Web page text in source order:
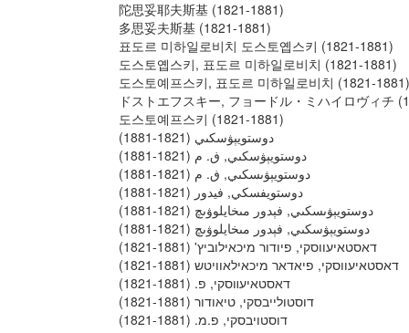
陀思妥耶夫斯基 (1821-1881)
多思妥夫斯基 (1821-1881)
표도르 미하일로비치 도스토옙스키 (1821-1881)
도스토옙스키, 표도르 미하일로비치 (1821-1881)
도스토예프스키, 표도르 미하일로비치 (1821-1881)
ドストエフスキー, フョードル・ミハイロヴィチ
도스토예프스키 (1821-1881)
دوستويېۋسكىي (1821-1881)
دوستويېۋسكىي, ڧ. م (1821-1881)
دوستويېۋىسكىي, ڧ. م (1821-1881)
دوستويفسكي, فيدور (1821-1881)
دوستويېۋىسكىي, فېدور مىخايلوۋىچ (1821-1881)
دوستويېۋسكىي, ڧېدور مىخايلوۋىچ (1821-1881)
דאסטאיעווסקי, פיודור מיכאילוביץ' (1821-1881)
דאסטאיעווסקי, פיאדאר מיכאילאוויטש (1821-1881)
דאסטאיעװסקי, פ. (1821-1881)
דוסטולייבסקי, טיאודור (1821-1881)
דוסטויבסקי, פ.מ. (1821-1881)